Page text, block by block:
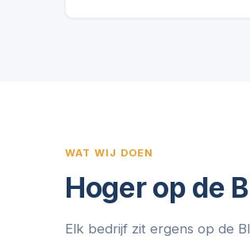
WAT WIJ DOEN
Hoger op de
Elk bedrijf zit ergens op de